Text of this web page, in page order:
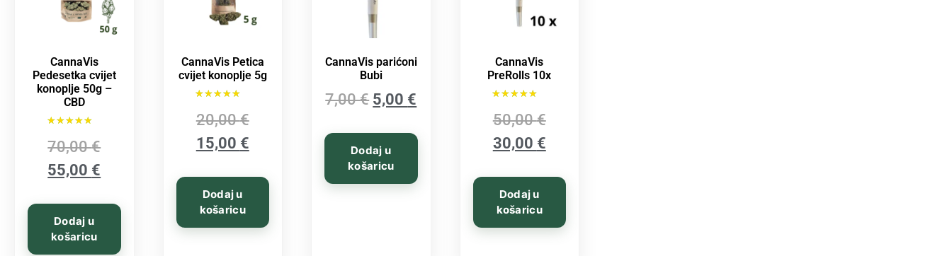
CannaVis
Pedesetka cvijet
konoplje 50g –
CBD
5.00
od 5
70,00€
55,00 €
Dodaj u
košaricu
CannaVis Petica
cvijet konoplje 5g
5.00
od 5
20,00€
15,00 €
Dodaj u
košaricu
CannaVis parićoni
Bubi
7,00€ 5,00 €
Dodaj u
košaricu
CannaVis
PreRolls 10x
5.00
od 5
50,00€
30,00 €
Dodaj u
košaricu